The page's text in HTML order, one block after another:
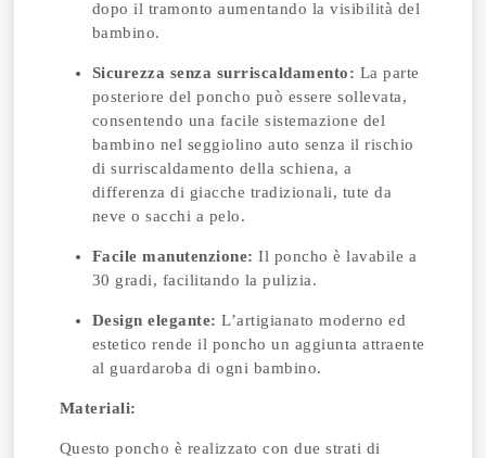
dopo il tramonto aumentando la visibilità del
bambino.
Sicurezza senza surriscaldamento: La parte
posteriore del poncho può essere sollevata,
consentendo una facile sistemazione del
bambino nel seggiolino auto senza il rischio
di surriscaldamento della schiena, a
differenza di giacche tradizionali, tute da
neve o sacchi a pelo.
Facile manutenzione:Il poncho è lavabile a
30 gradi, facilitando la pulizia.
Design elegante: L’artigianato moderno ed
estetico rende il poncho un aggiunta attraente
al guardaroba di ogni bambino.
Materiali:
Questo poncho è realizzato con due strati di